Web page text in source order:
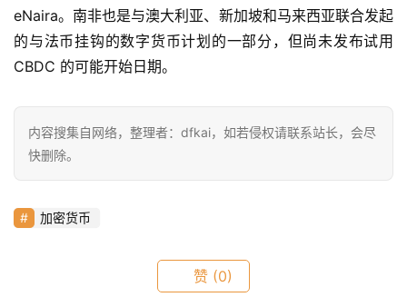
仰
9
9
指
eNaira。南非也是与澳大利亚、新加坡和马来西亚联合发起
的与法币挂钩的数字货币计划的一部分，但尚未发布试用
CBDC 的可能开始日期。
内容搜集自网络，整理者：dfkai，如若侵权请联系站长，会尽
快删除。
加密货币
赞 (0)